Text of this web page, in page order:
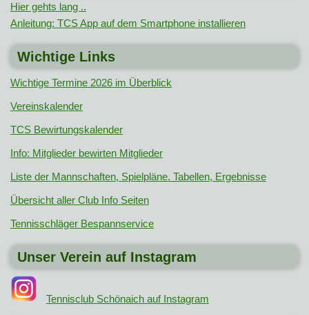
Hier gehts lang ..
Anleitung: TCS App auf dem Smartphone installieren
Wichtige Links
Wichtige Termine 2026 im Überblick
Vereinskalender
TCS Bewirtungskalender
Info: Mitglieder bewirten Mitglieder
Liste der Mannschaften, Spielpläne. Tabellen, Ergebnisse
Übersicht aller Club Info Seiten
Tennisschläger Bespannservice
Unser Verein auf Instagram
Tennisclub Schönaich auf Instagram